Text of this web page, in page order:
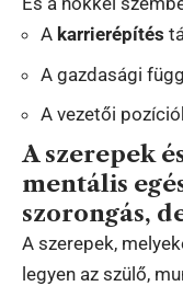
A karrierépítés
A gazdasági
A vezetői
A szerepek
mentális
szorongás,
A szerepek,
legyen az szülő,